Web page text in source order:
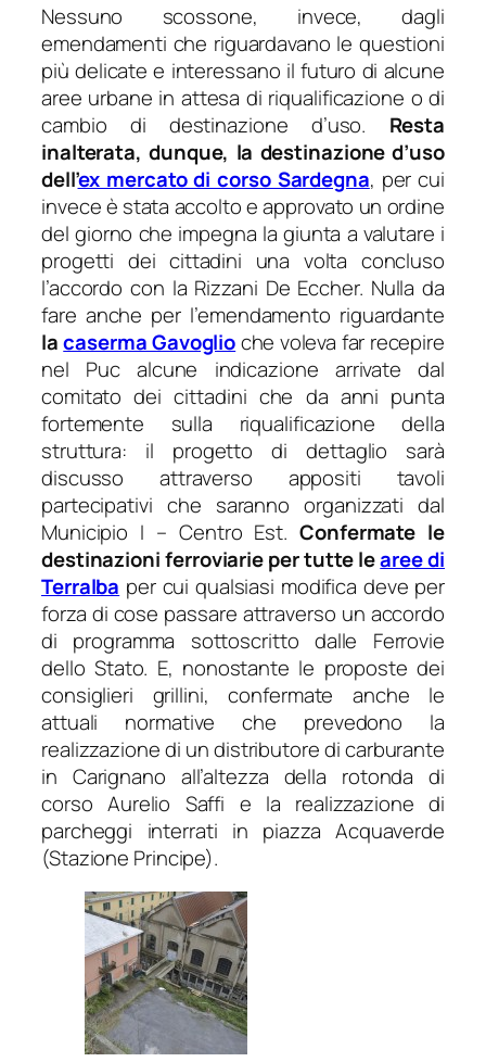
Nessuno scossone, invece, dagli
emendamenti che riguardavano le questioni
più delicate e interessano il futuro di alcune
aree urbane in attesa di riqualificazione o di
cambio di destinazione d’uso. Resta
inalterata, dunque, la destinazione d’uso
dell’ex mercato di corso Sardegna, per cui
invece è stata accolto e approvato un ordine
del giorno che impegna la giunta a valutare i
progetti dei cittadini una volta concluso
l’accordo con la Rizzani De Eccher. Nulla da
fare anche per l’emendamento riguardante
lacaserma Gavoglioche voleva far recepire
nel Puc alcune indicazione arrivate dal
comitato dei cittadini che da anni punta
fortemente sulla riqualificazione della
struttura: il progetto di dettaglio sarà
discusso attraverso appositi tavoli
partecipativi che saranno organizzati dal
Municipio I – Centro Est.Confermate le
destinazioni ferroviarie per tutte learee di
Terralba per cui qualsiasi modifica deve per
forza di cose passare attraverso un accordo
di programma sottoscritto dalle Ferrovie
dello Stato. E, nonostante le proposte dei
consiglieri grillini, confermate anche le
attuali normative che prevedono la
realizzazione di un distributore di carburante
in Carignano all’altezza della rotonda di
corso Aurelio Saffi e la realizzazione di
parcheggi interrati in piazza Acquaverde
(Stazione Principe).